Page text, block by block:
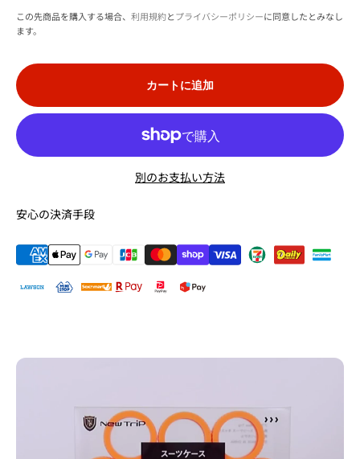
この先商品を購入する場合、 利用規約とプライバシーポリシーに同意したとみなし
ます。
カートに追加
別のお支払い方法
安心の決済手段